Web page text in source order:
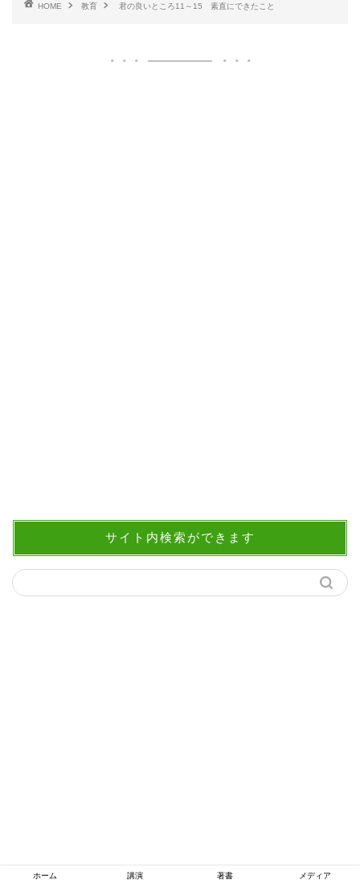
HOME 教育 君の良いところ11～15 素直にできたこと
サイト内検索ができます
ホーム 講演 著書 メディア